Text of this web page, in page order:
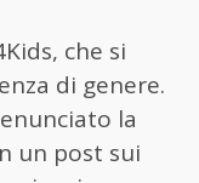
che si
di genere.
la
un post sui